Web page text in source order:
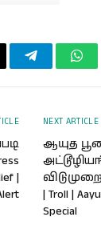
Telegram
|
NEXT ARTICLE
ஆயுத
| Troll |
Special